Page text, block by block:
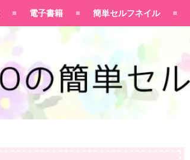
電子書籍 簡単セルフネイル